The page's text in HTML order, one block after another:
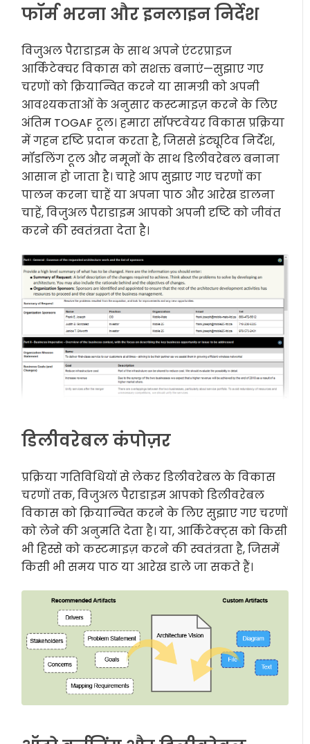
फॉर्म भरना और इनलाइन निर्देश
विजुअल पैराडाइम के साथ अपने एंटरप्राइज
आर्किटेक्चर विकास को सशक्त बनाएं—सुझाए गए
चरणों को क्रियान्वित करने या सामग्री को अपनी
आवश्यकताओं के अनुसार कस्टमाइज़ करने के लिए
अंतिम TOGAF टूल। हमारा सॉफ्टवेयर विकास प्रक्रिया
में गहन दृष्टि प्रदान करता है, जिससे इंट्यूटिव निर्देश,
मॉडलिंग टूल और नमूनों के साथ डिलीवरेबल बनाना
आसान हो जाता है। चाहे आप सुझाए गए चरणों का
पालन करना चाहें या अपना पाठ और आरेख डालना
चाहें, विजुअल पैराडाइम आपको अपनी दृष्टि को जीवंत
करने की स्वतंत्रता देता है।
डिलीवरेबल कंपोज़र
प्रक्रिया गतिविधियों से लेकर डिलीवरेबल के विकास
चरणों तक, विजुअल पैराडाइम आपको डिलीवरेबल
विकास को क्रियान्वित करने के लिए सुझाए गए चरणों
को लेने की अनुमति देता है। या, आर्किटेक्ट्स को किसी
भी हिस्से को कस्टमाइज़ करने की स्वतंत्रता है, जिसमें
किसी भी समय पाठ या आरेख डाले जा सकते हैं।